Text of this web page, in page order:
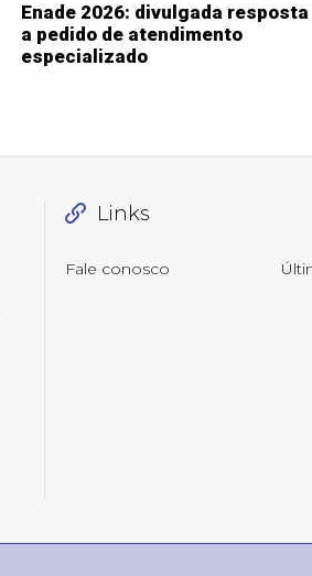
Enade 2026: divulgada resposta
a pedido de atendimento
especializado
Links
Fale conosco